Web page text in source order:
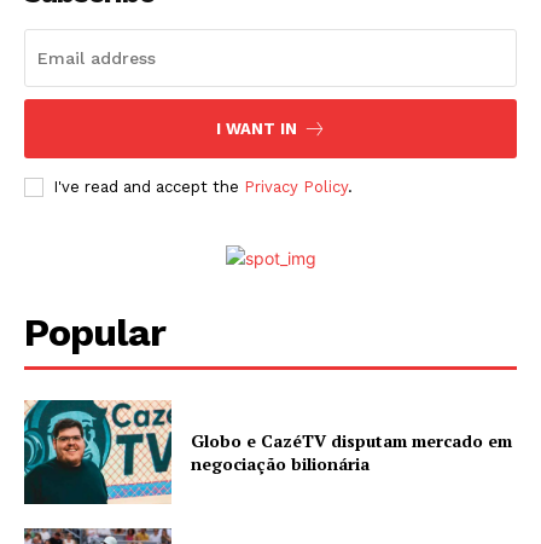
I WANT IN
I've read and accept the Privacy Policy.
Popular
Globo e CazéTV disputam mercado em
negociação bilionária